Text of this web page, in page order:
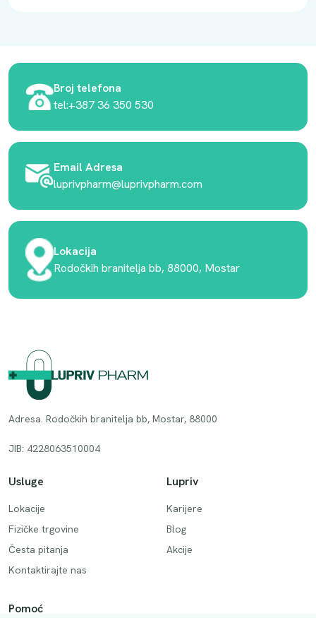
Broj telefona
tel:+387 36 350 530
Email Adresa
luprivpharm@luprivpharm.com
Lokacija
Rodočkih branitelja bb, 88000, Mostar
Adresa. Rodočkih branitelja bb, Mostar, 88000
JIB: 4228063510004
Usluge
Lokacije
Fizičke trgovine
Česta pitanja
Kontaktirajte nas
Lupriv
Karijere
Blog
Akcije
Pomoć